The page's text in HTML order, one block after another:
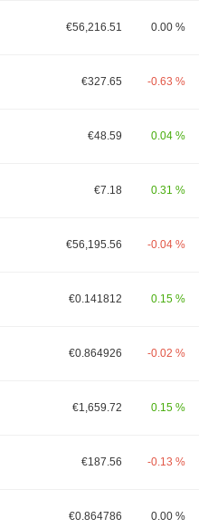
€56,216.51 0.00 %
€327.65 -0.63 %
€48.59 0.04 %
€7.18 0.31 %
€56,195.56 -0.04 %
€0.141812 0.15 %
€0.864926 -0.02 %
€1,659.72 0.15 %
€187.56 -0.13 %
€0.864786 0.00 %